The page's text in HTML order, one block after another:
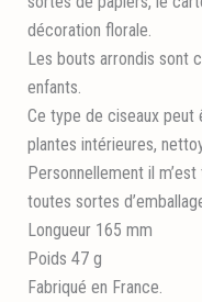
décoration florale.
Les bouts arrondis sont
enfants.
Ce type de ciseaux peut
plantes intérieures,
Personnellement il
toutes sortes
Longueur 165 mm
Poids 47 g
Fabriqué en France.